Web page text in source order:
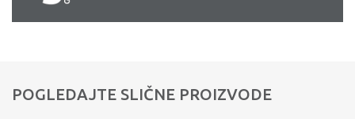
POGLEDAJTE SLIČNE PROIZVODE